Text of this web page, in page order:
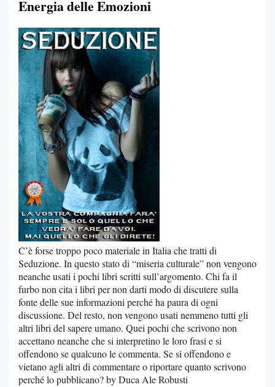
Energia delle Emozioni
C’è forse troppo poco materiale in Italia che tratti di
Seduzione. In questo stato di “miseria culturale” non vengono
neanche usati i pochi libri scritti sull’argomento. Chi fa il
furbo non cita i libri per non darti modo di discutere sulla
fonte delle sue informazioni perché ha paura di ogni
discussione. Del resto, non vengono usati nemmeno tutti gli
altri libri del sapere umano. Quei pochi che scrivono non
accettano neanche che si interpretino le loro frasi e si
offendono se qualcuno le commenta. Se si offendono e
vietano agli altri di commentare o riportare quanto scrivono
perché lo pubblicano? by Duca Ale Robusti